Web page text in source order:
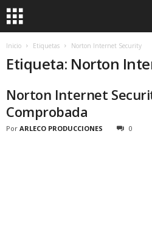
Inicio Etiquetas Norton Internet Security
Etiqueta: Norton
Norton Internet
Comprobada
Por ARLECO PRODUCCIONES 0